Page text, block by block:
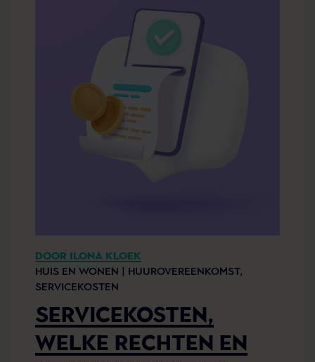
DOOR ILONA KLOEK
HUIS EN WONEN |
HUUROVEREENKOMST,
SERVICEKOSTEN
SERVICEKOSTEN,
WELKE RECHTEN EN